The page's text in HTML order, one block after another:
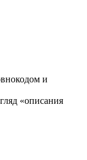
и
«описания